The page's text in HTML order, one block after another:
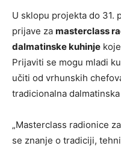
U sklopu projekta do 31.
prijave za masterclass
dalmatinske kuhinje
Prijaviti se mogu mladi
učiti od vrhunskih
tradicionalna
„Masterclass radionice
se znanje o tradiciji,